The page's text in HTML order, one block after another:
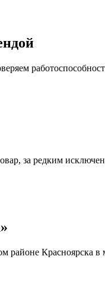
за редким
районе Красноярска